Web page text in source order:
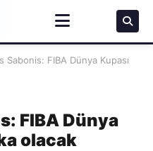
Sabonis: FIBA Dünya Kupası
FIBA Dünya
olacak